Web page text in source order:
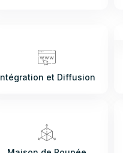
et Diffusion